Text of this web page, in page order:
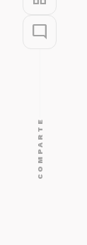
mode_comment
COMPARTE